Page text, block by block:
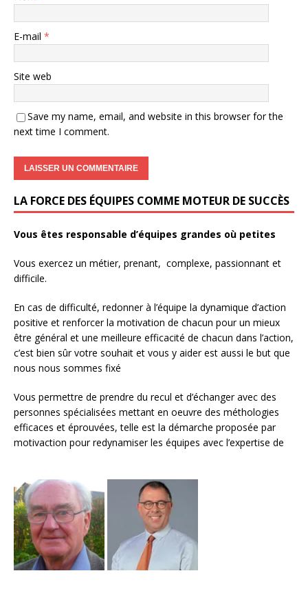
E-mail *
Site web
Save my name, email, and website in this browser for the
next time I comment.
LA FORCE DES ÉQUIPES COMME MOTEUR DE SUCCÈS
Vous êtes responsable d’équipes grandes où petites
Vous exercez un métier, prenant, complexe, passionnant et
difficile.
En cas de difficulté, redonner à l’équipe la dynamique d’action
positive et renforcer la motivation de chacun pour un mieux
être général et une meilleure efficacité de chacun dans l’action,
c’est bien sûr votre souhait et vous y aider est aussi le but que
nous nous sommes fixé
Vous permettre de prendre du recul et d’échanger avec des
personnes spécialisées mettant en oeuvre des méthologies
efficaces et éprouvées, telle est la démarche proposée par
motivaction pour redynamiser les équipes avec l’expertise de